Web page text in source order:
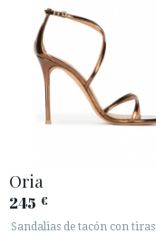
Oria
245 €
Sandalias de tacón con tiras